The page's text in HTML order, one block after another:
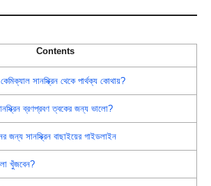
Contents
কেমিক্যাল সানস্ক্রিন থেকে পার্থক্য কোথায়?
ব্রণপ্রবণ ত্বকের জন্য ভালো?
জন্য সানস্ক্রিন বাছাইয়ের গাইডলাইন
খুঁজবেন?